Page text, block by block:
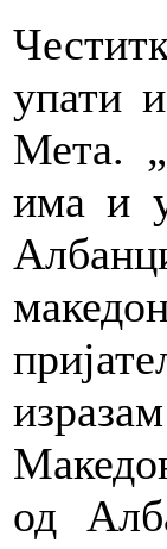
упати
Мета.
има и
од